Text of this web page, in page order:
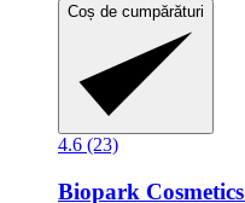
Coș de cumpărături
4.6 (23)
Biopark Cosmetics